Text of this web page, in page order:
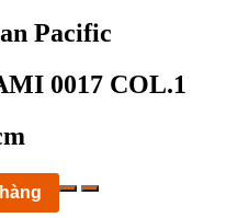
Pacific
0017 COL.1